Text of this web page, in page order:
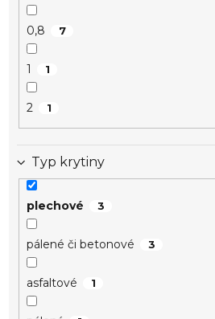
0,8 7
1 1
2 1
Typ krytiny
plechové 3
pálené či betonové 3
asfaltové 1